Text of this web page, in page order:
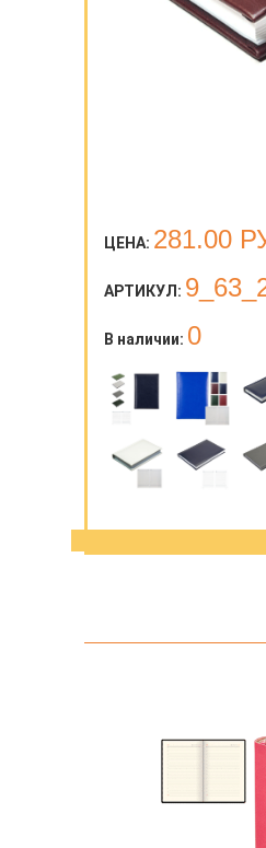
ЦЕНА: 281.00
АРТИКУЛ:
В наличии: 0